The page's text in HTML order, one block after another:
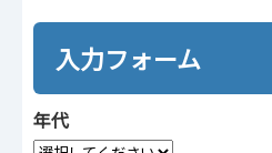
入力フォーム
年代